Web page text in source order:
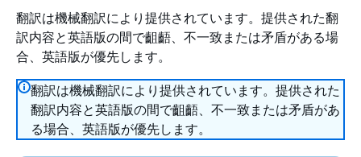
翻訳は機械翻訳により提供されています。提供された翻
訳内容と英語版の間で齟齬、不一致または矛盾がある場
合、英語版が優先します。
翻訳は機械翻訳により提供されています。提供された
翻訳内容と英語版の間で齟齬、不一致または矛盾があ
る場合、英語版が優先します。